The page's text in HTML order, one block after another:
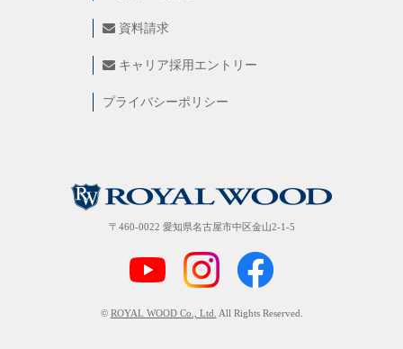
資料請求
キャリア採用エントリー
プライバシーポリシー
〒460-0022 愛知県名古屋市中区金山2-1-5
© ROYAL WOOD Co., Ltd. All Rights Reserved.